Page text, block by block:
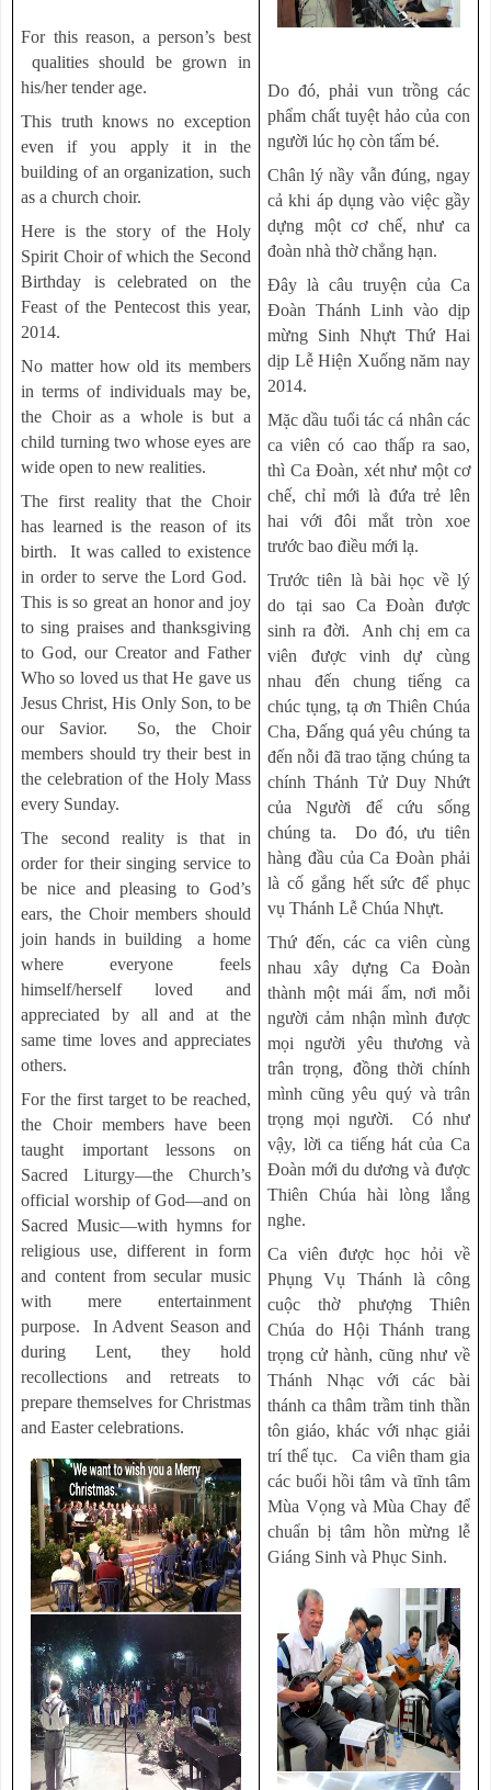
For this reason, a person’s best
qualities should be grown in
his/her tender age.
This truth knows no exception
even if you apply it in the
building of an organization, such
as a church choir.
Here is the story of the Holy
Spirit Choir of which the Second
Birthday is celebrated on the
Feast of the Pentecost this year,
2014.
No matter how old its members
in terms of individuals may be,
the Choir as a whole is but a
child turning two whose eyes are
wide open to new realities.
The first reality that the Choir
has learned is the reason of its
birth. It was called to existence
in order to serve the Lord God.
This is so great an honor and joy
to sing praises and thanksgiving
to God, our Creator and Father
Who so loved us that He gave us
Jesus Christ, His Only Son, to be
our Savior. So, the Choir
members should try their best in
the celebration of the Holy Mass
every Sunday.
The second reality is that in
order for their singing service to
be nice and pleasing to God’s
ears, the Choir members should
join hands in building a home
where everyone feels
himself/herself loved and
appreciated by all and at the
same time loves and appreciates
others.
For the first target to be reached,
the Choir members have been
taught important lessons on
Sacred Liturgy—the Church’s
official worship of God—and on
Sacred Music—with hymns for
religious use, different in form
and content from secular music
with mere entertainment
purpose. In Advent Season and
during Lent, they hold
recollections and retreats to
prepare themselves for Christmas
and Easter celebrations.
Do đó, phải vun trồng các
phẩm chất tuyệt hảo của con
người lúc họ còn tấm bé.
Chân lý nầy vẫn đúng, ngay
cả khi áp dụng vào việc gầy
dựng một cơ chế, như ca
đoàn nhà thờ chẳng hạn.
Đây là câu truyện của Ca
Đoàn Thánh Linh vào dịp
mừng Sinh Nhựt Thứ Hai
dịp Lễ Hiện Xuống năm nay
2014.
Mặc dầu tuổi tác cá nhân các
ca viên có cao thấp ra sao,
thì Ca Đoàn, xét như một cơ
chế, chỉ mới là đứa trẻ lên
hai với đôi mắt tròn xoe
trước bao điều mới lạ.
Trước tiên là bài học về lý
do tại sao Ca Đoàn được
sinh ra đời. Anh chị em ca
viên được vinh dự cùng
nhau đến chung tiếng ca
chúc tụng, tạ ơn Thiên Chúa
Cha, Đấng quá yêu chúng ta
đến nỗi đã trao tặng chúng ta
chính Thánh Tử Duy Nhứt
của Người để cứu sống
chúng ta. Do đó, ưu tiên
hàng đầu của Ca Đoàn phải
là cố gắng hết sức để phục
vụ Thánh Lễ Chúa Nhựt.
Thứ đến, các ca viên cùng
nhau xây dựng Ca Đoàn
thành một mái ấm, nơi mỗi
người cảm nhận mình được
mọi người yêu thương và
trân trọng, đồng thời chính
mình cũng yêu quý và trân
trọng mọi người. Có như
vậy, lời ca tiếng hát của Ca
Đoàn mới du dương và được
Thiên Chúa hài lòng lắng
nghe.
Ca viên được học hỏi về
Phụng Vụ Thánh là công
cuộc thờ phượng Thiên
Chúa do Hội Thánh trang
trọng cử hành, cũng như về
Thánh Nhạc với các bài
thánh ca thâm trầm tinh thần
tôn giáo, khác với nhạc giải
trí thế tục. Ca viên tham gia
các buổi hồi tâm và tĩnh tâm
Mùa Vọng và Mùa Chay để
chuẩn bị tâm hồn mừng lễ
Giáng Sinh và Phục Sinh.